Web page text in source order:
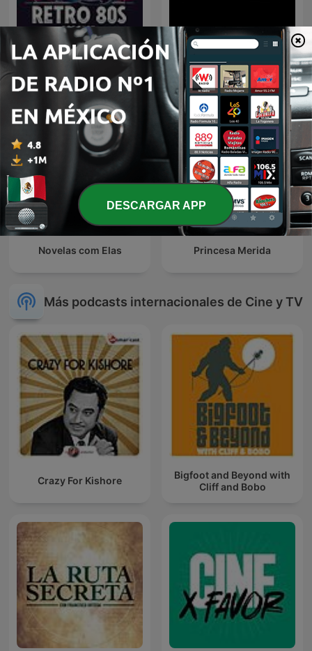
Retro 80s
Cuernavaca Life Y Sus
Personajes
Novelas com Elas Princesa Merida
Más podcasts internacionales de Cine y TV
Crazy For Kishore
Bigfoot and Beyond with
Cliff and Bobo
DESCARGAR APP